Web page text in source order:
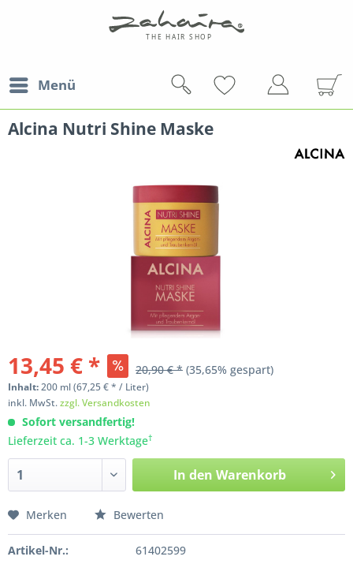
Menü
Alcina Nutri Shine Maske
13,45 € * 20,90 € * (35,65% gespart)
Inhalt:200 ml(67,25 € * / Liter)
inkl. MwSt.zzgl. Versandkosten
Sofort versandfertig!
Lieferzeit ca. 1-3 Werktage†
In den Warenkorb
Merken Bewerten
Artikel-Nr.: 61402599